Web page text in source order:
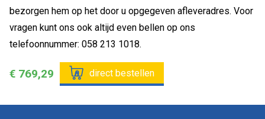
bezorgen hem op het door u opgegeven afleveradres. Voor
vragen kunt ons ook altijd even bellen op ons
telefoonnummer: 058 213 1018.
€ 769,29 direct bestellen